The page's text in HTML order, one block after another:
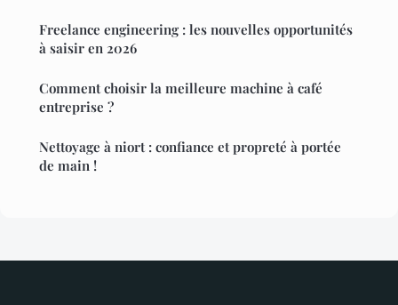
Freelance engineering : les nouvelles opportunités
à saisir en 2026
Comment choisir la meilleure machine à café
entreprise ?
Nettoyage à niort : confiance et propreté à portée
de main !